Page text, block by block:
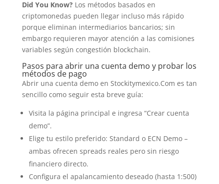
Did You Know?Los métodos basados en
criptomonedas pueden llegar incluso más rápido
porque eliminan intermediarios bancarios; sin
embargo requieren mayor atención a las comisiones
variables según congestión blockchain.
Pasos para abrir una cuenta demo y probar los
métodos de pago
Abrir una cuenta demo en Stockitymexico.Com es tan
sencillo como seguir esta breve guía:
Visita la página principal e ingresa “Crear cuenta
demo”.
Elige tu estilo preferido: Standard o ECN Demo –
ambas ofrecen spreads reales pero sin riesgo
financiero directo.
Configura el apalancamiento deseado (hasta 1:500)